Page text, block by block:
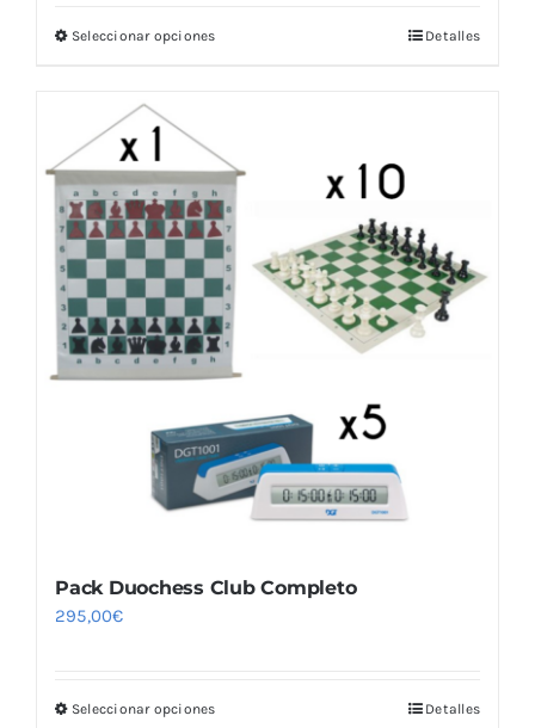
Seleccionar opcionesEste
variantes.
Las
opciones
se
pueden
elegir
en
página
de
producto
Detalles
Pack Duochess Club Completo
295,00€
Seleccionar opcionesEste
Detalles